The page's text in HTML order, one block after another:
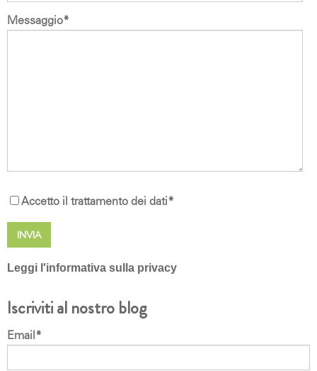
Messaggio*
Accetto il trattamento dei dati*
Leggi l'informativa sulla privacy
riferiscono i dati personali hanno il diritto in qualunque
meno dei medesimi dati e di conoscerne il contenuto e
Iscriviti al nostro blog
Email *